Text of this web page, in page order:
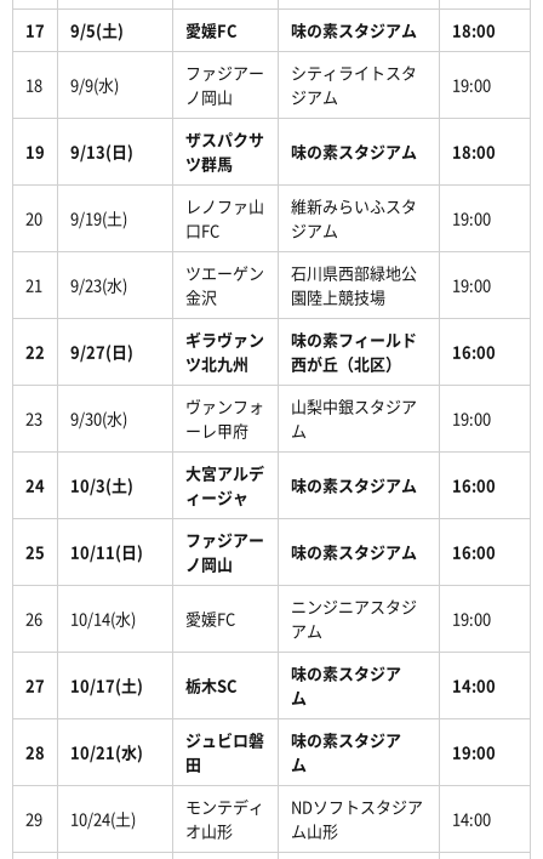
17 9/5(土) 愛媛FC 味の素スタジアム 18:00
18 9/9(水)
ファジアー
ノ岡山
シティライトスタ
ジアム
19:00
19 9/13(日)
ザスパクサ
ツ群馬
味の素スタジアム 18:00
20 9/19(土)
レノファ山
口FC
維新みらいふスタ
ジアム
19:00
21 9/23(水)
ツエーゲン
金沢
石川県西部緑地公
園陸上競技場
19:00
22 9/27(日)
ギラヴァン
ツ北九州
味の素フィールド
西が丘（北区）
16:00
23 9/30(水)
ヴァンフォ
ーレ甲府
山梨中銀スタジア
ム
19:00
24 10/3(土)
大宮アルデ
ィージャ
味の素スタジアム 16:00
25 10/11(日)
ファジアー
ノ岡山
味の素スタジアム 16:00
26 10/14(水) 愛媛FC
ニンジニアスタジ
アム
19:00
27 10/17(土) 栃木SC
味の素スタジア
ム
14:00
28 10/21(水)
ジュビロ磐
田
味の素スタジア
ム
19:00
29 10/24(土)
モンテディ
オ山形
NDソフトスタジア
ム山形
14:00